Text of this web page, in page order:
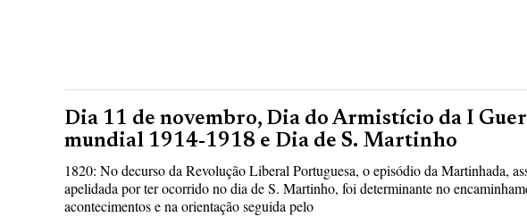
Dia 11 de novembro, Dia do Armistício da I
mundial 1914-1918 e Dia de S. Martinho
1820: No decurso da Revolução Liberal Portuguesa, o episódio da Martinhada,
apelidada por ter ocorrido no dia de S. Martinho, foi determinante no
acontecimentos e na orientação seguida pelo